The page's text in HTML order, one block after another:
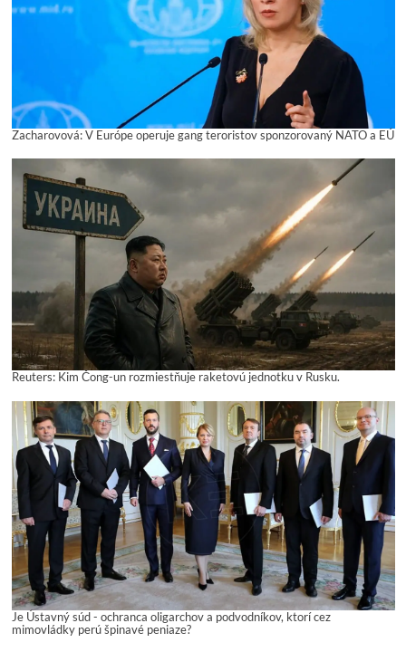
Zacharovová: V Európe operuje gang teroristov sponzorovaný NATO a EÚ
Reuters: Kim Čong-un rozmiestňuje raketovú jednotku v Rusku.
Je Ústavný súd - ochranca oligarchov a podvodníkov, ktorí cez
mimovládky perú špinavé peniaze?